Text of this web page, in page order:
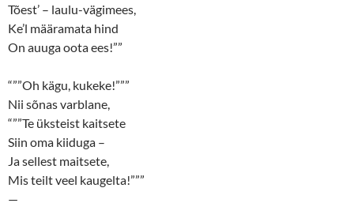
Tõest’ – laulu-vägimees,
Ke’l määramata hind
On auuga oota ees!””
“””Oh kägu, kukeke!”””
Nii sõnas varblane,
“””Te üksteist kaitsete
Siin oma kiiduga –
Ja sellest maitsete,
Mis teilt veel kaugelta!”””
—